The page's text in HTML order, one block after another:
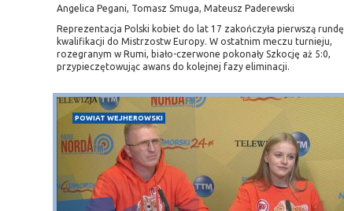
Angelica Pegani, Tomasz Smuga, Mateusz Paderewski
Reprezentacja Polski kobiet do lat 17 zakończyła pierwszą rundę
kwalifikacji do Mistrzostw Europy. W ostatnim meczu turnieju,
rozegranym w Rumi, biało-czerwone pokonały Szkocję aż 5:0,
przypieczętowując awans do kolejnej fazy eliminacji.
POWIAT WEJHEROWSKI